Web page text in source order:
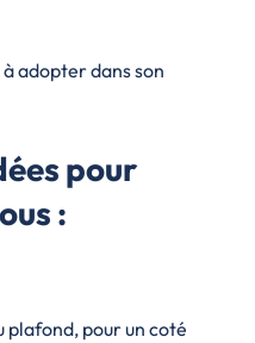
adopter dans son
pour
:
plafond, pour un coté